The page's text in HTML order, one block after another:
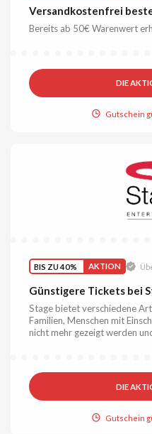
Versandkostenfrei
Bereits ab 50€ Warenwert
DIE
Gutschein
BIS ZU 40% AKTION
Günstigere Tickets bei
Stage bietet verschiedene
Familien, Menschen mit
nicht mehr gezeigt werden
DIE
Gutschein